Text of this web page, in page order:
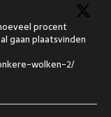
procent
gaan plaatsvinden
wolken-2/